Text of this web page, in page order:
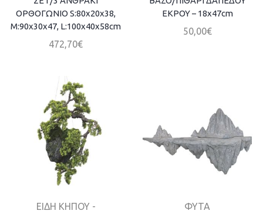
ΟΡΘΟΓΩΝΙΟ S:80x20x38,
M:90x30x47, L:100x40x58cm
472,70€
ΕΚΡΟΥ – 18x47cm
50,00€
ΕΙΔΗ ΚΗΠΟΥ -
ΦΥΤΑ